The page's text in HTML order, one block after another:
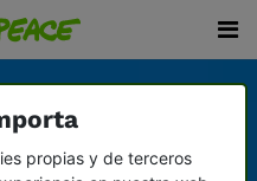
propias y de terceros